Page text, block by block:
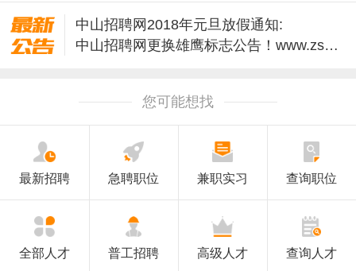
中山招聘网2018年元旦放假通知:
中山招聘网更换雄鹰标志公告！www.zszpw.cn
中山招聘网正式开通手机版 wap.zszpw.cn
中山招聘网改版公告！www.zszpw.cn [原创]
中山招聘网2021年清明放假时间安排
中山招聘网2020年春节放假安排
您可能想找
最新招聘 急聘职位 兼职实习 查询职位
全部人才 普工招聘 高级人才 查询人才